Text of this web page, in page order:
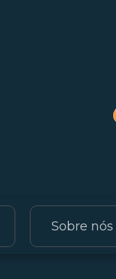
Sobre nós